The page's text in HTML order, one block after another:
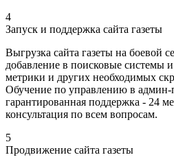
4
Запуск и поддержка сайта газеты
Выгрузка сайта газеты на боевой
добавление в поисковые системы
метрики и других необходимых
Обучение по управлению в админ-
гарантированная поддержка - 24
консультация по всем вопросам.
5
Продвижение сайта газеты